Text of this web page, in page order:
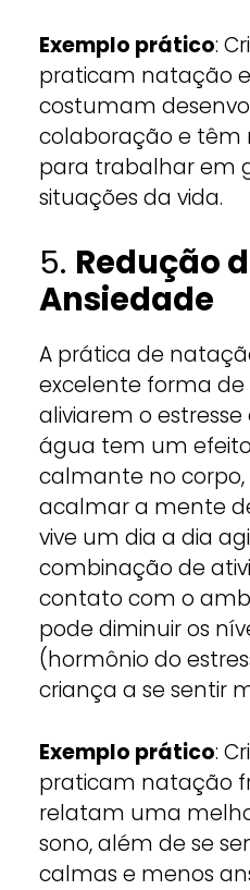
Exemplo prático:
praticam natação
costumam
colaboração e têm
para trabalhar em
situações da vida.
5. Redução
Ansiedade
A prática de
excelente forma de
aliviarem o estresse
água tem um
calmante no
acalmar a mente
vive um dia a dia
combinação de
contato com o
pode diminuir os
(hormônio do
criança a se sentir
Exemplo prático:
praticam natação
relatam uma
sono, além de se
calmas e menos